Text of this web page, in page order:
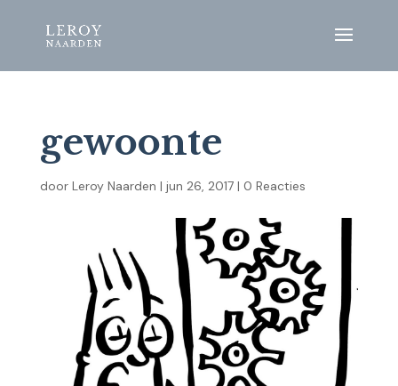
gewoonte
door Leroy Naarden | jun 26, 2017| 0 Reacties